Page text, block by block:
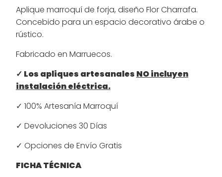
Aplique marroquí de forja, diseño Flor Charrafa.
Concebido para un espacio decorativo árabe o
rústico.
Fabricado en Marruecos.
✓ Los apliques artesanales NO incluyen
instalación eléctrica.
✓ 100% Artesanía Marroquí
✓ Devoluciones 30 Días
✓ Opciones de Envío Gratis
FICHA TÉCNICA